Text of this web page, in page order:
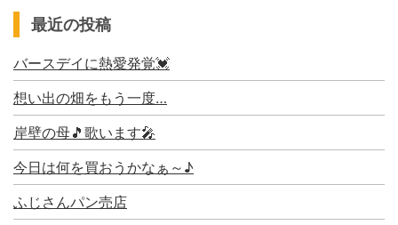
最近の投稿
バースデイに熱愛発覚💓
想い出の畑をもう一度…
岸壁の母🎵歌います🎤
今日は何を買おうかなぁ～♪
ふじさんパン売店